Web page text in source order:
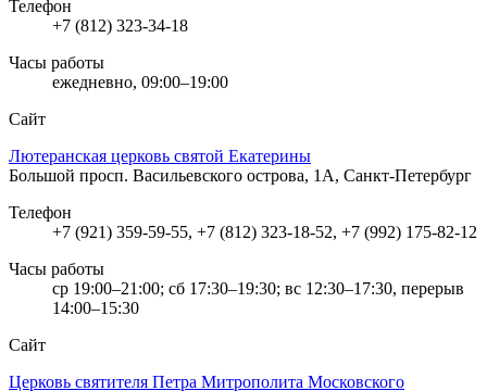
Телефон
+7 (812) 323-34-18
Часы работы
ежедневно, 09:00–19:00
Сайт
Лютеранская церковь святой Екатерины
Большой просп. Васильевского острова, 1А, Санкт-Петербург
Телефон
+7 (921) 359-59-55, +7 (812) 323-18-52, +7 (992) 175-82-12
Часы работы
ср 19:00–21:00; сб 17:30–19:30; вс 12:30–17:30, перерыв
14:00–15:30
Сайт
Церковь святителя Петра Митрополита Московского